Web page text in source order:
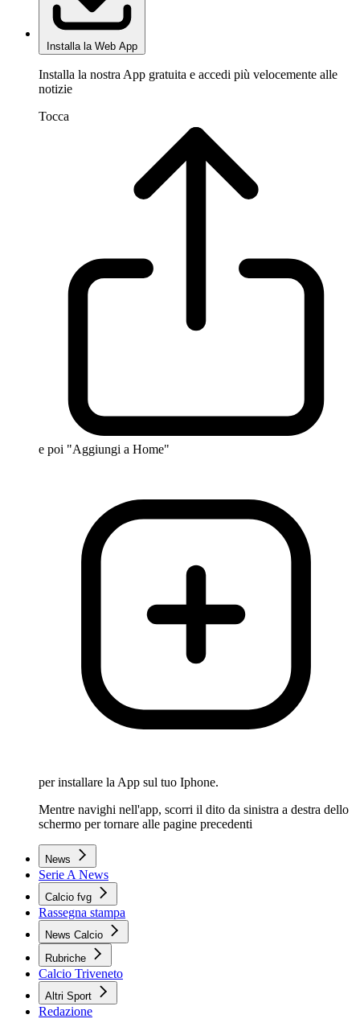
Installa la Web App
Installa la nostra App gratuita e accedi più velocemente alle
notizie
Tocca
e poi "Aggiungi a Home"
per installare la App sul tuo Iphone.
Mentre navighi nell'app, scorri il dito da sinistra a destra dello
schermo per tornare alle pagine precedenti
News
Serie A News
Calcio fvg
Rassegna stampa
News Calcio
Rubriche
Calcio Triveneto
Altri Sport
Redazione